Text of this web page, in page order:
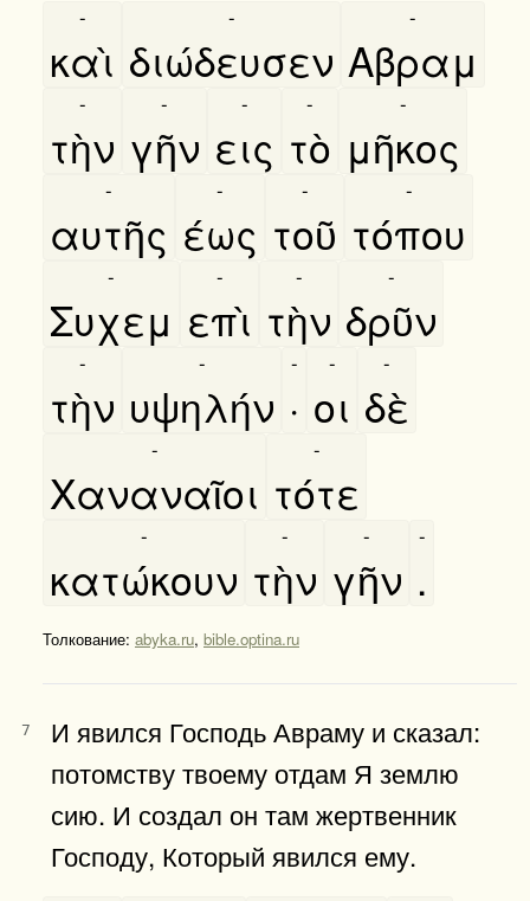
καὶ
-
διώδευσεν
-
Αβραμ
-
τὴν
-
γῆν
-
εις
-
τὸ
-
μῆκος
-
αυτῆς
-
έως
-
τοῦ
-
τόπου
-
Συχεμ
-
επὶ
-
τὴν
-
δρῦν
-
τὴν
-
υψηλήν
-
·
-
οι
-
δὲ
-
Χαναναῖοι
-
τότε
-
κατώκουν
-
τὴν
-
γῆν
-
.
-
Толкование: abyka.ru, bible.optina.ru
7
И явился Господь Авраму и сказал:
потомству твоему отдам Я землю
сию. И создал он там жертвенник
Господу, Который явился ему.